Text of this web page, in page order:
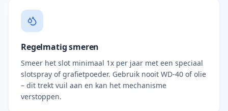
Regelmatig smeren
Smeer het slot minimaal 1x per jaar met een speciaal
slotspray of grafietpoeder. Gebruik nooit WD-40 of olie
– dit trekt vuil aan en kan het mechanisme
verstoppen.